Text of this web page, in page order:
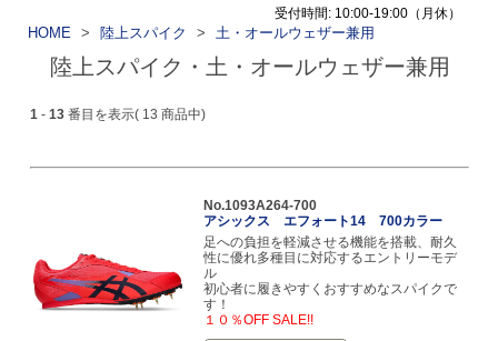
受付時間: 10:00-19:00（月休）
HOME 陸上スパイク 土・オールウェザー兼用
陸上スパイク・土・オールウェザー兼用
1 -13番目を表示( 13 商品中)
No.1093A264-700
アシックス エフォート14 700カラー
足への負担を軽減させる機能を搭載、耐久
性に優れ多種目に対応するエントリーモデ
ル
初心者に履きやすくおすすめなスパイクで
す！
１０％OFF SALE!!